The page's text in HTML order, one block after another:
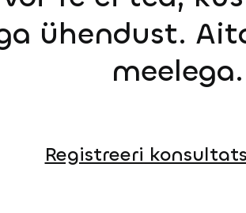
ühendust.
meelega.
Registreeri